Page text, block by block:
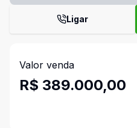
Ligar
Valor venda
R$ 389.000,00